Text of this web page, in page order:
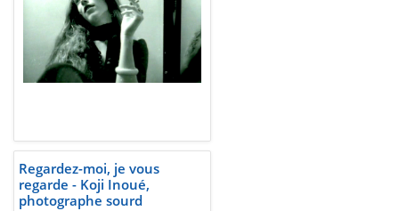
Regardez-moi, je vous
regarde - Koji Inoué,
photographe sourd